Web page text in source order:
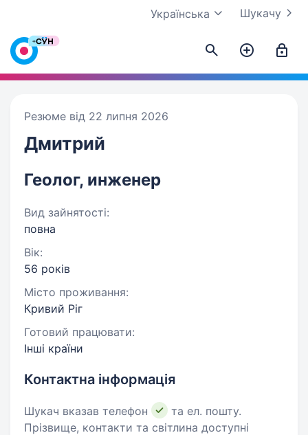
Шукачу
Українська
Резюме від 22 липня 2026
Дмитрий
Геолог, инженер
Вид зайнятості:
повна
Вік:
56 років
Місто проживання:
Кривий Ріг
Готовий працювати:
Інші країни
Контактна інформація
Шукач вказав телефон
та ел. пошту.
Прізвище, контакти та світлина доступні